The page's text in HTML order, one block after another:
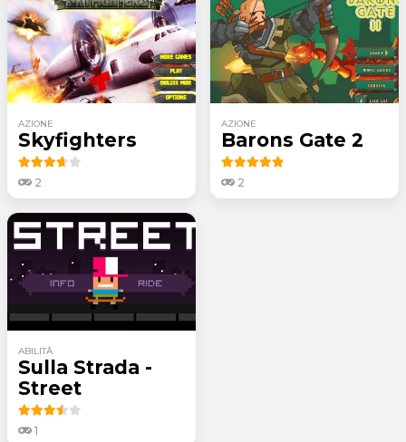
AZIONE
Skyfighters
2
AZIONE
Barons Gate 2
2
ABILITÀ
Sulla Strada -
Street
1